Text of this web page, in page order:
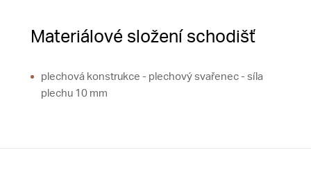
Materiálové složení schodišť
plechová konstrukce - plechový svařenec - síla
plechu 10 mm